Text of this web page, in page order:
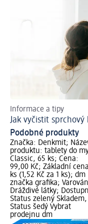
Informace a tipy
Jak vyčistit sprchový
Podobné produkty
Značka: Denkmit;
produktu: tablety do
Classic, 65 ks; Cena:
99,00 Kč; Základní
ks (1,52 Kč za 1 ks); dm
značka grafika;
Dráždivé látky;
Status zelený Skladem,
Status šedý Vybrat
prodejnu dm